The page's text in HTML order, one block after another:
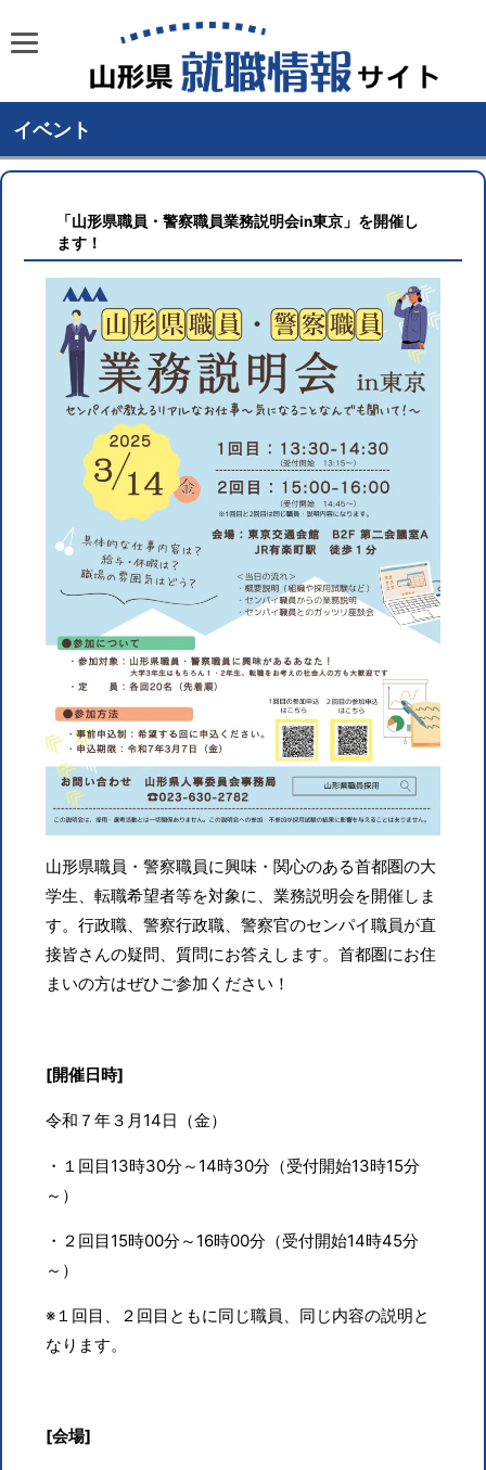
イベント
「山形県職員・警察職員業務説明会in東京」を開催し
ます！
山形県職員・警察職員に興味・関心のある首都圏の大
学生、転職希望者等を対象に、業務説明会を開催しま
す。行政職、警察行政職、警察官のセンパイ職員が直
接皆さんの疑問、質問にお答えします。首都圏にお住
まいの方はぜひご参加ください！
[開催日時]
令和７年３月 14日（金）
・１回目 13時30分～ 14時30分（受付開始13時15分
～）
・２回目 15時00分～ 16時00分（受付開始14時45分
～）
※１回目、２回目ともに同じ職員、同じ内容の説明と
なります。
[会場]